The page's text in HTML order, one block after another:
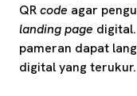
QRcode agar
landing page
pameran dapat
digital yang terukur.